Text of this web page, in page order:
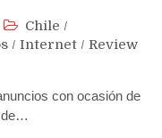
Chile /
/ Internet / Review
con ocasión de
de…